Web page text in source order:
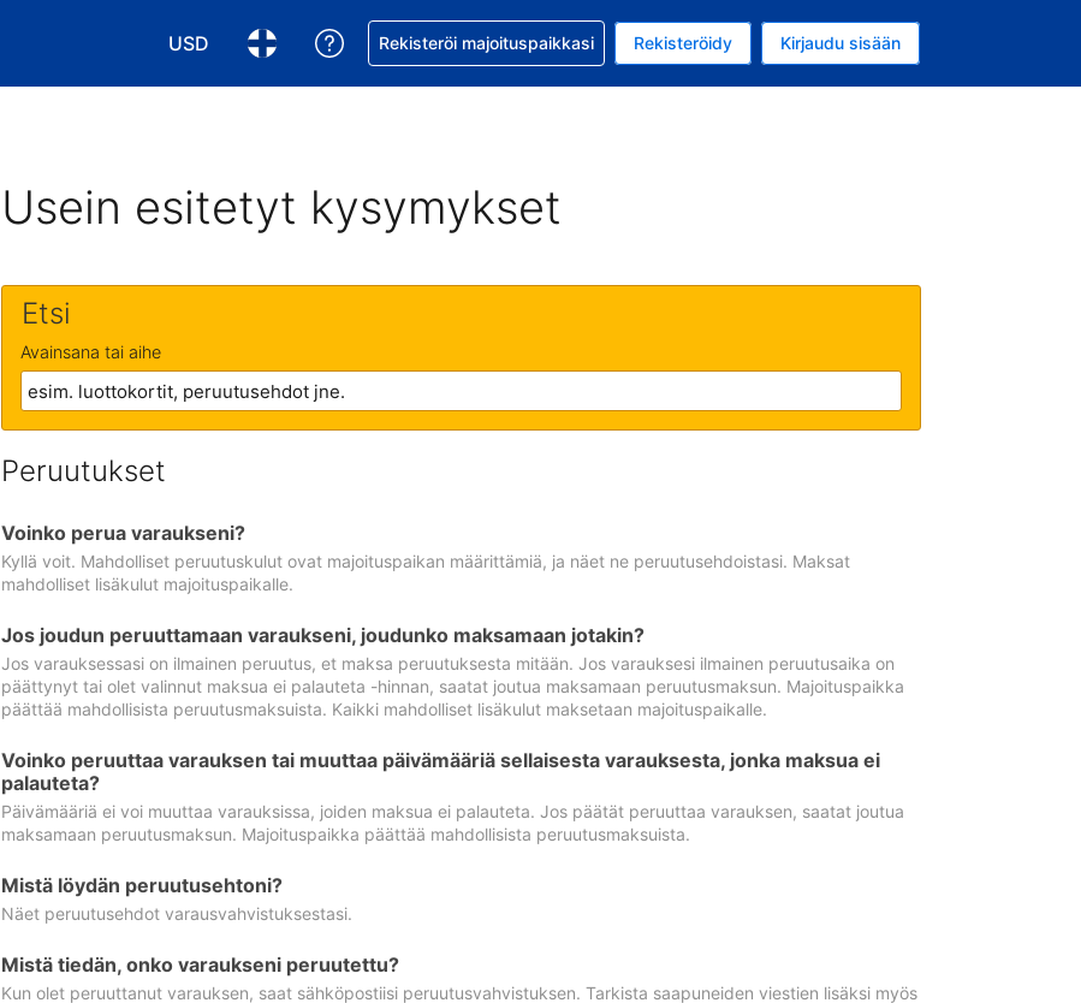
USD
Valitse valuutta. Tämänhetkinen valuutta on Yhdysvaltain dollari
Valitse kieli. Tämänhetkinen kieli on Suomi
Pyydä apua varauksesi kanssa
Rekisteröi majoituspaikkasi Rekisteröidy Kirjaudu sisään
Usein esitetyt kysymykset
Etsi
Avainsana tai aihe
Peruutukset
Voinko perua varaukseni?
Kyllä voit. Mahdolliset peruutuskulut ovat majoituspaikan määrittämiä, ja näet ne peruutusehdoistasi. Maksat
mahdolliset lisäkulut majoituspaikalle.
Jos joudun peruuttamaan varaukseni, joudunko maksamaan jotakin?
Jos varauksessasi on ilmainen peruutus, et maksa peruutuksesta mitään. Jos varauksesi ilmainen peruutusaika on
päättynyt tai olet valinnut maksua ei palauteta -hinnan, saatat joutua maksamaan peruutusmaksun. Majoituspaikka
päättää mahdollisista peruutusmaksuista. Kaikki mahdolliset lisäkulut maksetaan majoituspaikalle.
Voinko peruuttaa varauksen tai muuttaa päivämääriä sellaisesta varauksesta, jonka maksua ei
palauteta?
Päivämääriä ei voi muuttaa varauksissa, joiden maksua ei palauteta. Jos päätät peruuttaa varauksen, saatat joutua
maksamaan peruutusmaksun. Majoituspaikka päättää mahdollisista peruutusmaksuista.
Mistä löydän peruutusehtoni?
Näet peruutusehdot varausvahvistuksestasi.
Mistä tiedän, onko varaukseni peruutettu?
Kun olet peruuttanut varauksen, saat sähköpostiisi peruutusvahvistuksen. Tarkista saapuneiden viestien lisäksi myös